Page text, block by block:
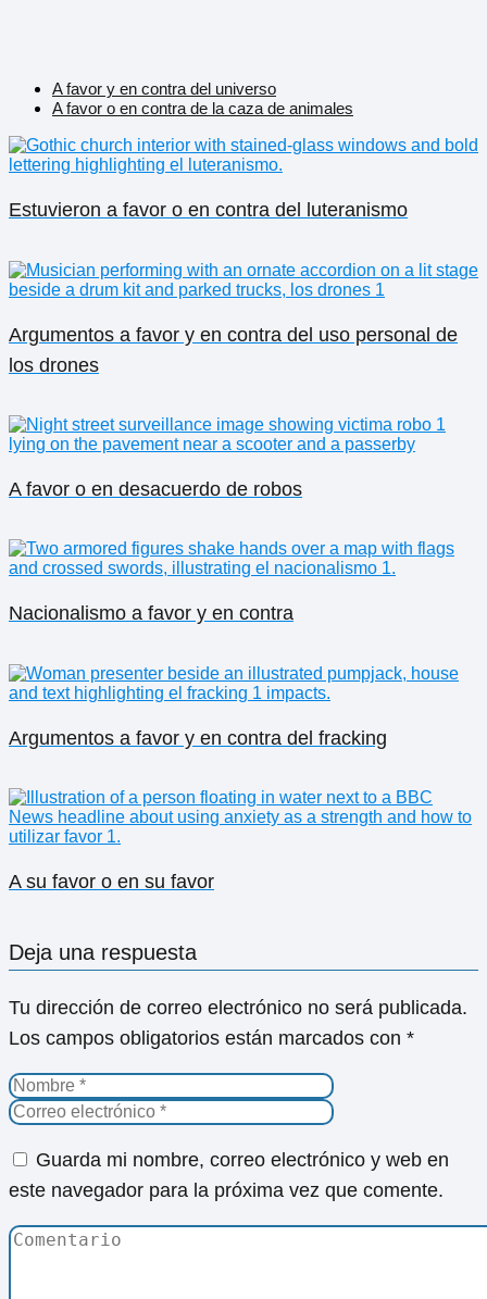
A favor y en contra del universo
A favor o en contra de la caza de animales
Estuvieron a favor o en contra del luteranismo
Argumentos a favor y en contra del uso personal de
los drones
A favor o en desacuerdo de robos
Nacionalismo a favor y en contra
Argumentos a favor y en contra del fracking
A su favor o en su favor
Deja una respuesta
Tu dirección de correo electrónico no será publicada.
Los campos obligatorios están marcados con *
Guarda mi nombre, correo electrónico y web en
este navegador para la próxima vez que comente.